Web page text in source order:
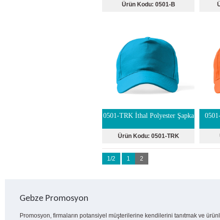
Ürün Kodu: 0501-B
0501-TRK İthal Polyester Şapka
Ürün Kodu: 0501-TRK
1/2 1 2
Gebze Promosyon
Promosyon, firmaların potansiyel müşterilerine kendilerini tanıtmak ve